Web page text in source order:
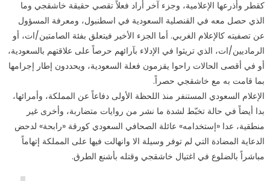
وسام
المطبّلين
حمله
بأمتياز
!
كقطر وأذرعها الإعلامية، وجزء آخر أراد فعلاً تقصي حقيقة خاشقجي وما
الذي حصل معه في القنصلية السعودية في اسطنبول، ومعرفة المسؤول
عن تصفيته كالإعلام الغربي. أما الجزء الأخير فيتعلق بفئة الصامتين/ات، أو
الرماديين/ات، الذي تريثوا في الإدلاء بآرائهم حرصاً على علاقتهم بالسعودية،
أو في أقصى الحالات راحوا يقزمون فعلة السعودية، ويحددون إطار إجرامها
بما قامت به مع خاشقجي حصراً.
الإعلام السعودي المستنفر منذ اللحظة الأولى دفاعاً عن المملكة، وأمرائها،
بدا أيضاً في حالة تخبّط لشدة ما نشر من روايات متضاربة، وأخرى غير
منطقية، عدا «إستخدامه» عائلة الصحافي السعودي كورقة «رابحة» لدحض
الدعاية المضادة التي لم توفر وسيلة الا وانهالت فيها على المملكة إتهاماً
مباشراً بالضلوع في اغتيال خاشقجي وقتله بأشنع الطرق.